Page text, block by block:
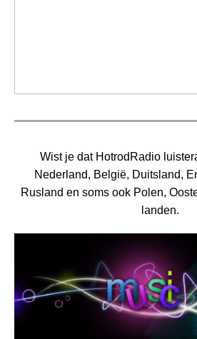
Wist je dat HotrodRadio
Nederland, België, Duitsland,
Rusland en soms ook Polen,
landen.